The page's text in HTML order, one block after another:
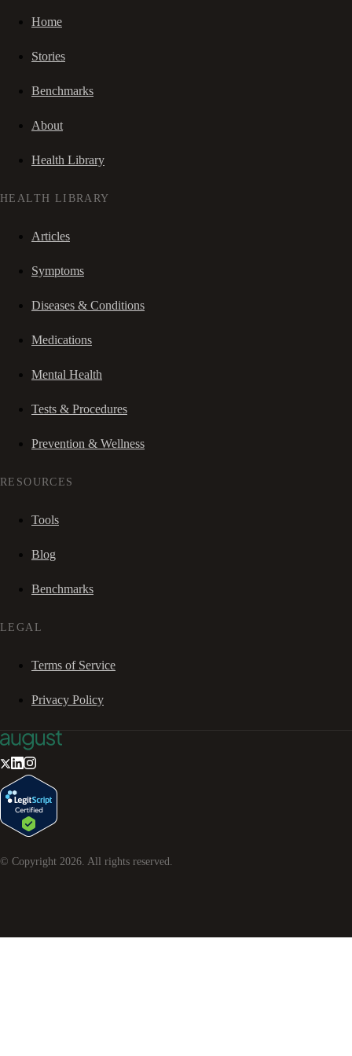
Home
Stories
Benchmarks
About
Health Library
HEALTH LIBRARY
Articles
Symptoms
Diseases & Conditions
Medications
Mental Health
Tests & Procedures
Prevention & Wellness
RESOURCES
Tools
Blog
Benchmarks
LEGAL
Terms of Service
Privacy Policy
© Copyright 2026 . All rights reserved.